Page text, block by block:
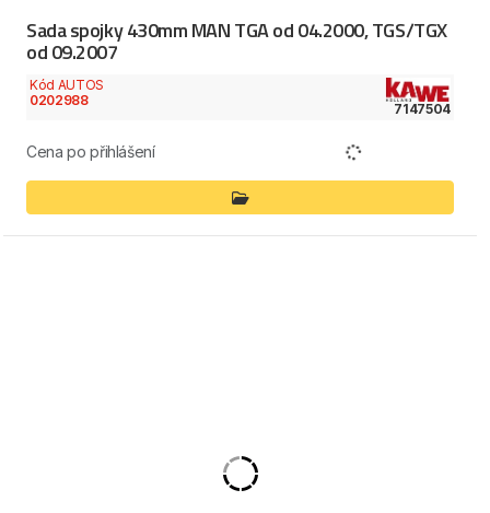
Sada spojky 430mm MAN TGA od 04.2000, TGS/TGX
od 09.2007
Kód AUTOS
0202988
7147504
Cena po přihlášení